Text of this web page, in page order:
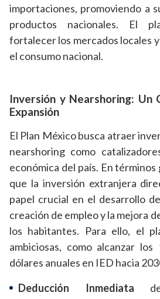
importaciones, promoviendo a
productos nacionales. El
fortalecer los mercados locales
el consumo nacional.
Inversión y Nearshoring: Un
Expansión
El Plan México busca atraer
nearshoring como
económica del país. En
que la inversión extranjera
papel crucial en el desarrollo
creación de empleo y la mejora
los habitantes. Para ello, el
ambiciosas, como alcanzar
dólares anuales en IED hacia
Deducción Inmediata